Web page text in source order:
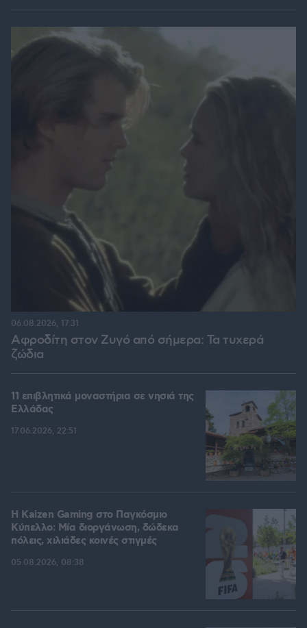
Αφροδίτη στον Ζυγό από σήμερα: Τα τυχερά
ζώδια
06.08.2026, 17:31
11 επιβλητικά μοναστήρια σε νησιά της
Ελλάδας
17.06.2026, 22:51
H Kaizen Gaming στο Παγκόσμιο
Kύπελλο: Μία διοργάνωση, δώδεκα
πόλεις, χιλιάδες κοινές στιγμές
05.08.2026, 08:38